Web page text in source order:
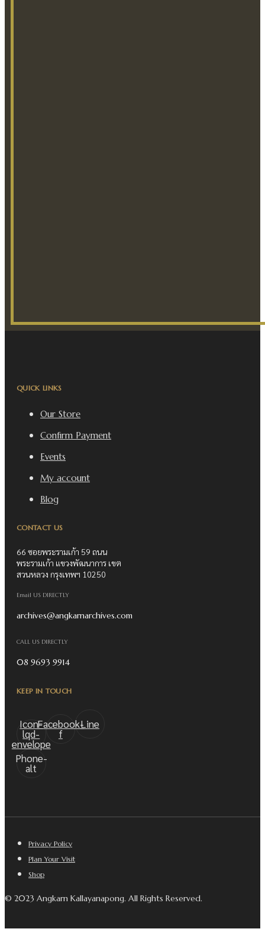
QUICK LINKS
Our Store
Confirm Payment
Events
My account
Blog
CONTACT US
66 ซอยพระรามเก้า 59 ถนน
พระรามเก้า แขวงพัฒนาการ เขต
สวนหลวง กรุงเทพฯ 10250
Email US DIRECTLY
archives@angkarnarchives.com
CALL US DIRECTLY
08 9693 9914
KEEP IN TOUCH
Icon-
lqd-
envelope
Facebook-
f
Line
Phone-
alt
Privacy Policy
Plan Your Visit
Shop
© 2023 Angkarn Kallayanapong. All Rights Reserved.